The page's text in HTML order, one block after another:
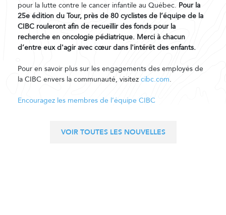
pour la lutte contre le cancer infantile au Québec. Pour la
25e édition du Tour, près de 80 cyclistes de l’équipe de la
CIBC rouleront afin de recueillir des fonds pour la
recherche en oncologie pédiatrique. Merci à chacun
d’entre eux d'agir avec cœur dans l'intérêt des enfants.
Pour en savoir plus sur les engagements des employés de
la CIBC envers la communauté, visitez cibc.com.
Encouragez les membres de l’équipe CIBC
VOIR TOUTES LES NOUVELLES